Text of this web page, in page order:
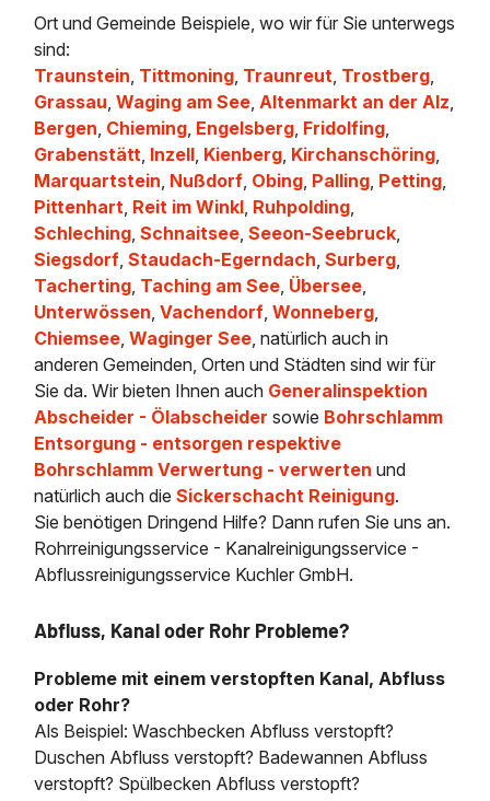
Ort und Gemeinde Beispiele, wo wir für Sie unterwegs
sind:
Traunstein, Tittmoning, Traunreut, Trostberg,
Grassau,Waging am See,Altenmarkt an der Alz,
Bergen, Chieming, Engelsberg, Fridolfing,
Grabenstätt, Inzell, Kienberg, Kirchanschöring,
Marquartstein, Nußdorf, Obing, Palling, Petting,
Pittenhart, Reit im Winkl, Ruhpolding,
Schleching,Schnaitsee,Seeon-Seebruck,
Siegsdorf,Staudach-Egerndach,Surberg,
Tacherting, Taching am See, Übersee,
Unterwössen,Vachendorf,Wonneberg,
Chiemsee,Waginger See, natürlich auch in
anderen Gemeinden, Orten und Städten sind wir für
Sie da. Wir bieten Ihnen auch Generalinspektion
Abscheider - Ölabscheider sowie Bohrschlamm
Entsorgung - entsorgen respektive
Bohrschlamm Verwertung - verwerten und
natürlich auch dieSickerschacht Reinigung.
Sie benötigen Dringend Hilfe? Dann rufen Sie uns an.
Rohrreinigungsservice - Kanalreinigungsservice -
Abflussreinigungsservice Kuchler GmbH.
Abfluss, Kanal oder Rohr Probleme?
Probleme mit einem verstopften Kanal, Abfluss
oder Rohr?
Als Beispiel: Waschbecken Abfluss verstopft?
Duschen Abfluss verstopft? Badewannen Abfluss
verstopft? Spülbecken Abfluss verstopft?